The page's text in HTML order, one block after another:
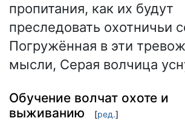
пропитания, как их будут
преследовать охотничьи
Погружённая в эти
мысли, Серая волчица
Обучение волчат охоте и
выживанию
[ред.]